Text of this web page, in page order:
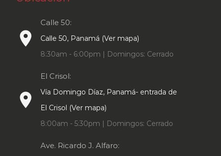
place
Calle 50:
Calle 50, Panamá (Ver mapa)
8:30am - 6:00pm | Domingos: Cerrado
place
El Crisol:
Vía Domingo Díaz, Panamá- entrada de
El Crisol (Ver mapa)
8:00am - 5:30pm | Domingos: Cerrado
Ave. Ricardo J. Alfaro: